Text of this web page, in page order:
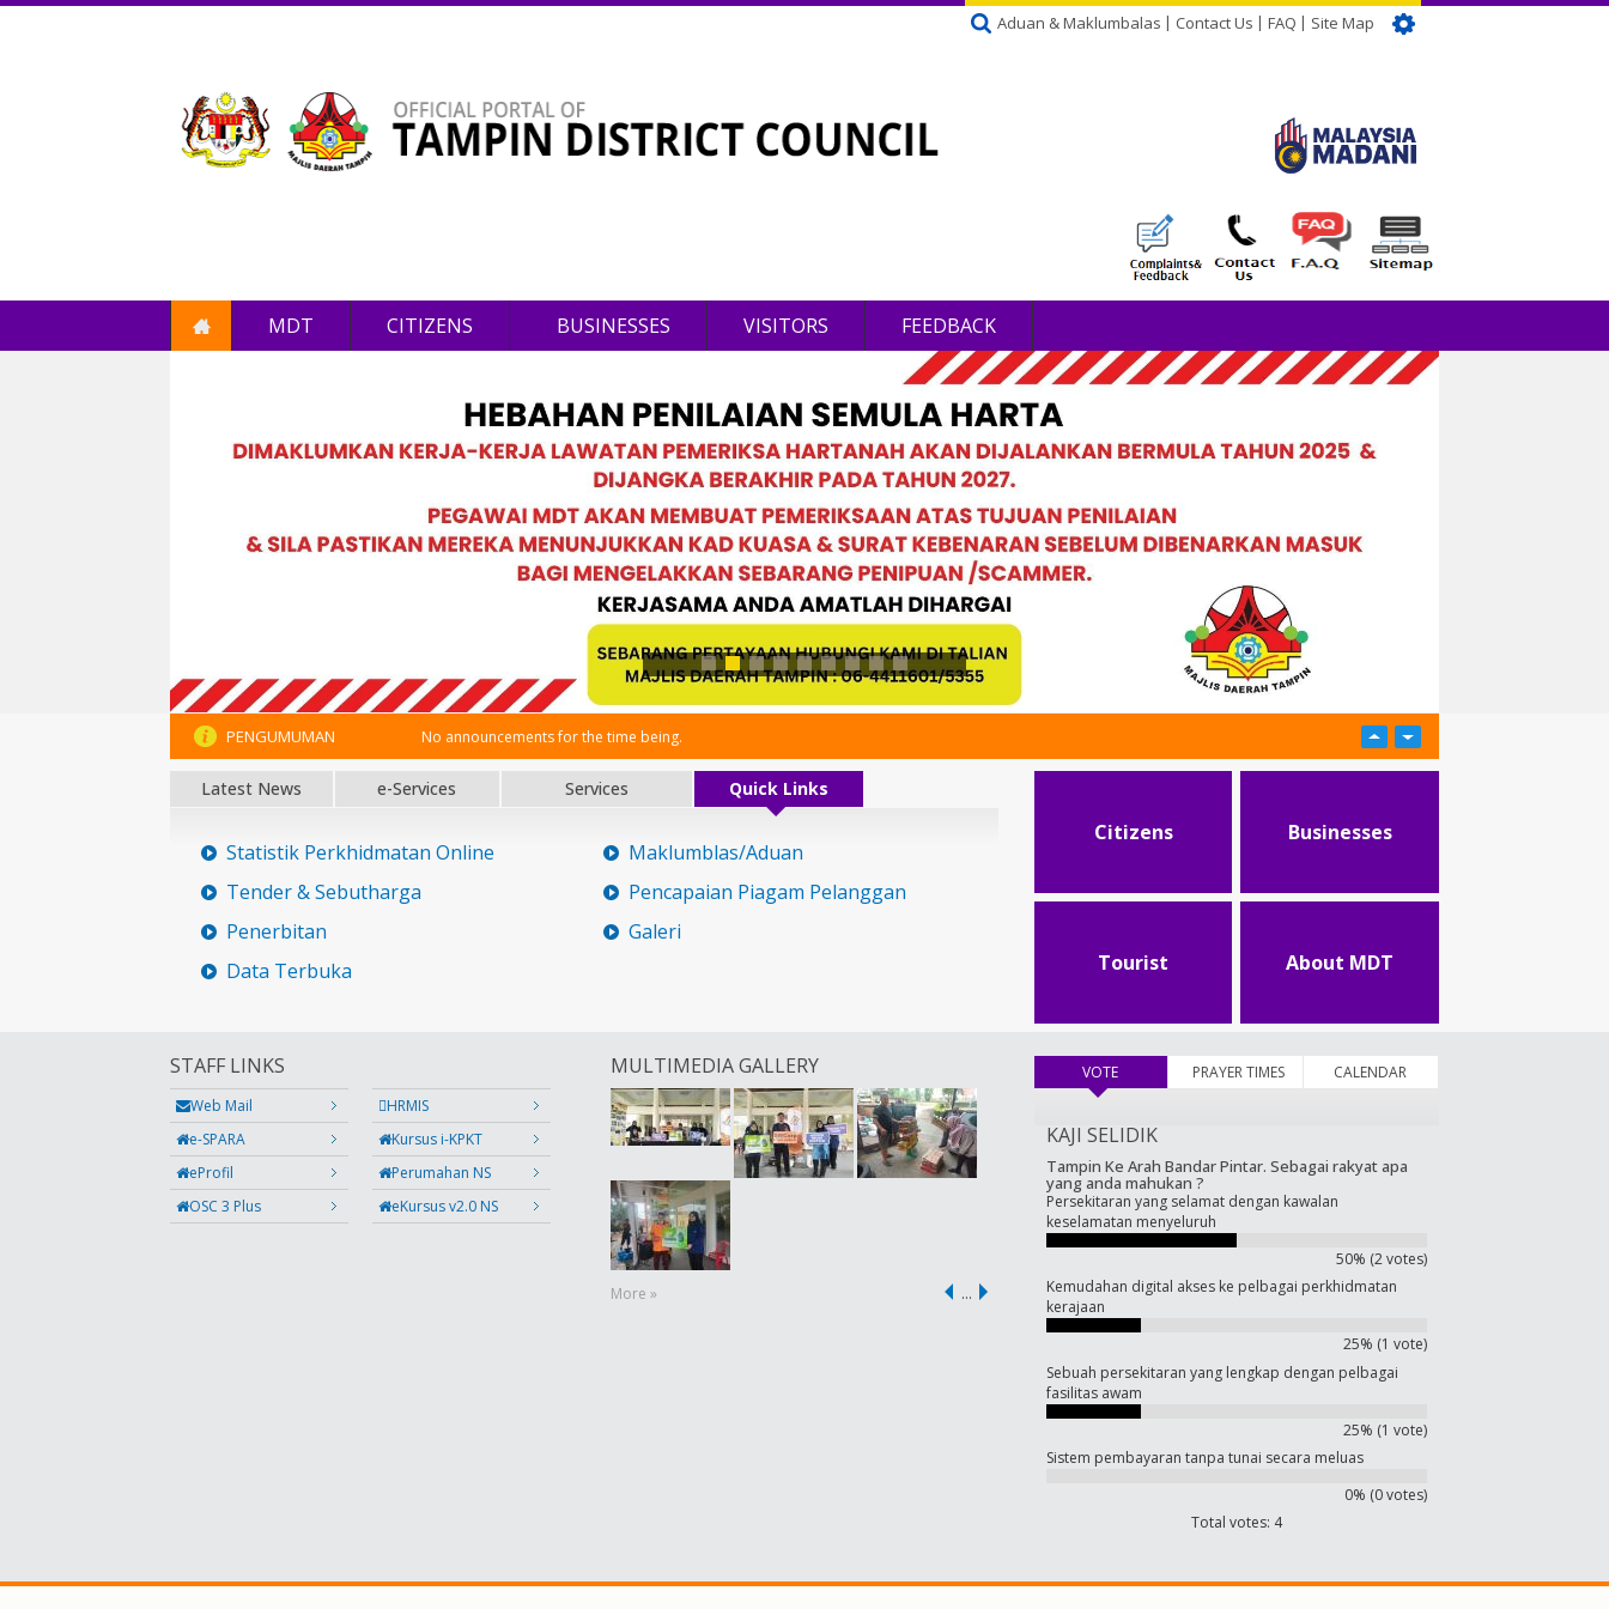
Aduan & Maklumbalas Contact Us FAQ Site Map
MDT CITIZENS BUSINESSES VISITORS FEEDBACK
PENGUMUMAN No announcements for the time being.
Latest News e-Services Services Quick Links
Statistik Perkhidmatan Online
Tender & Sebutharga
Penerbitan
Data Terbuka
Maklumblas/Aduan
Pencapaian Piagam Pelanggan
Galeri
Citizens Businesses
Tourist About MDT
STAFF LINKS
Web Mail
HRMIS
e-SPARA
Kursus i-KPKT
eProfil
Perumahan NS
OSC 3 Plus
eKursus v2.0 NS
MULTIMEDIA GALLERY
More » …
VOTE PRAYER TIMES CALENDAR
KAJI SELIDIK
Tampin Ke Arah Bandar Pintar. Sebagai rakyat apa
yang anda mahukan ?
Persekitaran yang selamat dengan kawalan
keselamatan menyeluruh
50% (2 votes)
Kemudahan digital akses ke pelbagai perkhidmatan
kerajaan
25% (1 vote)
Sebuah persekitaran yang lengkap dengan pelbagai
fasilitas awam
25% (1 vote)
Sistem pembayaran tanpa tunai secara meluas
0% (0 votes)
Total votes: 4